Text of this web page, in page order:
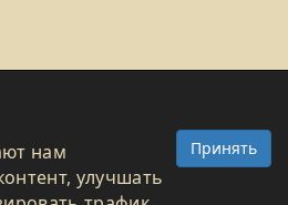
Принять
нам
улучшать